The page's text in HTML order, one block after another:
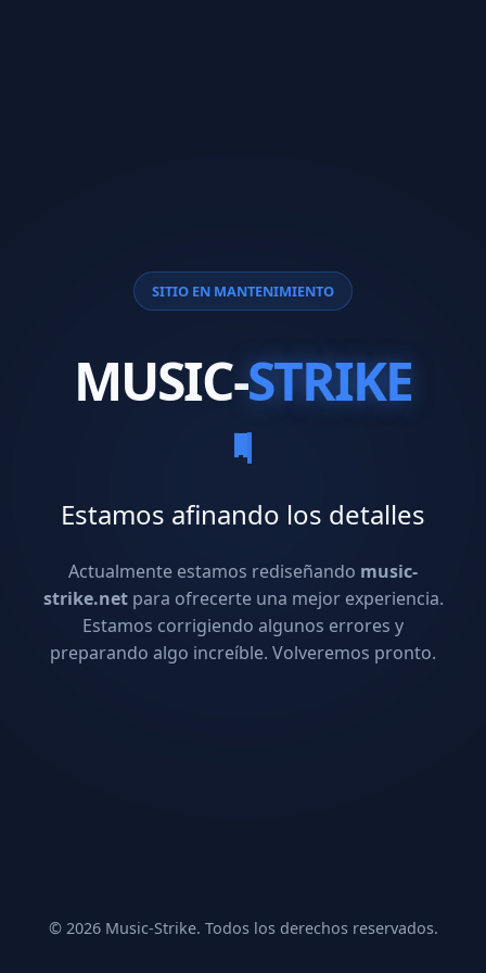
SITIO EN MANTENIMIENTO
MUSIC-STRIKE
Estamos afinando los detalles
Actualmente estamos rediseñando music-
strike.netpara ofrecerte una mejor experiencia.
Estamos corrigiendo algunos errores y
preparando algo increíble. Volveremos pronto.
© 2026 Music-Strike. Todos los derechos reservados.